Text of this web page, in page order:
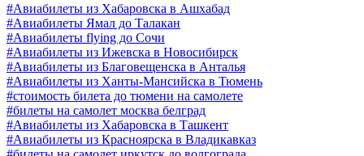
#Авиабилеты из Хабаровска в Ашхабад
#Авиабилеты Ямал до Талакан
#Авиабилеты flying до Сочи
#Авиабилеты из Ижевска в Новосибирск
#Авиабилеты из Благовещенска в Анталья
#Авиабилеты из Ханты-Мансийска в Тюмень
#стоимость билета до тюмени на самолете
#билеты на самолет москва белград
#Авиабилеты из Хабаровска в Ташкент
#Авиабилеты из Красноярска в Владикавказ